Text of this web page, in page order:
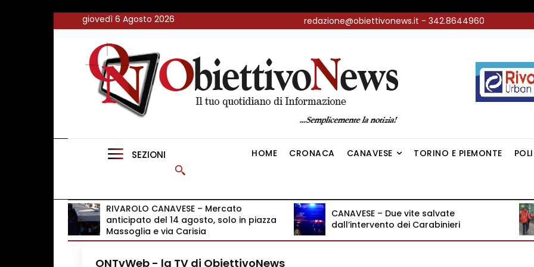
FLASH NEWS
NEWS DAL RESTO D’ITALIA
CANAVESELOCAL
giovedì 6 Agosto 2026
redazione@obiettivonews.it - 342.8644960
SEZIONI HOME CRONACA CANAVESE TORINO E PIEMONTE
RIVAROLO CANAVESE – Mercato
anticipato del 14 agosto, solo in piazza
Massoglia e via Carisia
CANAVESE – Due vite salvate
dall’intervento dei Carabinieri
ONTvWeb - la TV di ObiettivoNews